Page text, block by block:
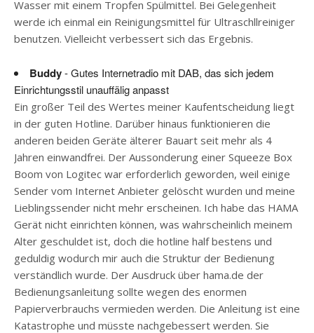
Wasser mit einem Tropfen Spülmittel. Bei Gelegenheit
werde ich einmal ein Reinigungsmittel für Ultraschllreiniger
benutzen. Vielleicht verbessert sich das Ergebnis.
Buddy- Gutes Internetradio mit DAB, das sich jedem
Einrichtungsstil unauffälig anpasst
Ein großer Teil des Wertes meiner Kaufentscheidung liegt
in der guten Hotline. Darüber hinaus funktionieren die
anderen beiden Geräte älterer Bauart seit mehr als 4
Jahren einwandfrei. Der Aussonderung einer Squeeze Box
Boom von Logitec war erforderlich geworden, weil einige
Sender vom Internet Anbieter gelöscht wurden und meine
Lieblingssender nicht mehr erscheinen. Ich habe das HAMA
Gerät nicht einrichten können, was wahrscheinlich meinem
Alter geschuldet ist, doch die hotline half bestens und
geduldig wodurch mir auch die Struktur der Bedienung
verständlich wurde. Der Ausdruck über hama.de der
Bedienungsanleitung sollte wegen des enormen
Papierverbrauchs vermieden werden. Die Anleitung ist eine
Katastrophe und müsste nachgebessert werden. Sie